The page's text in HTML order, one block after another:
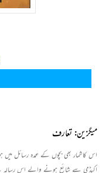
میگزین: تعارف
اکیڈمی سے شائع ہونے والے اس رسالہ